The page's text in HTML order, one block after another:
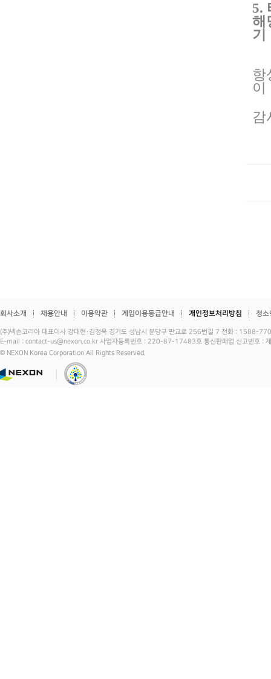
5.
해
기
항
이
감
회사소개 채용안내 이용약관 게임이용등급안내 개인정보처리방침 청소
(주)넥슨코리아 대표이사 강대현·김정욱 경기도 성남시 분당구 판교로 256번길 7 전화 :
E-mail : contact-us@nexon.co.kr 사업자등록번호 : 220-87-17483호 통신판매업 신고번호 :
© NEXON Korea Corporation All Rights Reserved.